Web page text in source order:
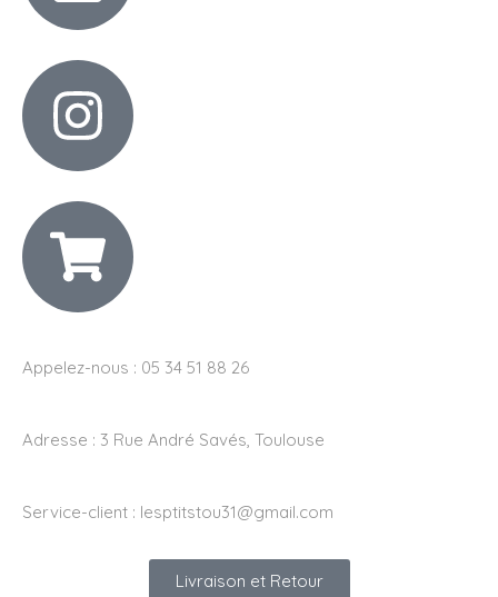
Appelez-nous : 05 34 51 88 26
Adresse : 3 Rue André Savés, Toulouse
Service-client : lesptitstou31@gmail.com
Livraison et Retour